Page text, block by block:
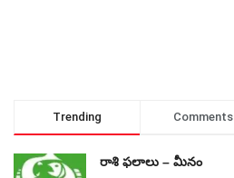
Trending Comments
రాశి ఫలాలు – మీనం